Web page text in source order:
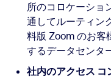
所のコロケーショ
通してルーティン
料版 Zoom のお客
するデータセンタ
社内のアクセス コ